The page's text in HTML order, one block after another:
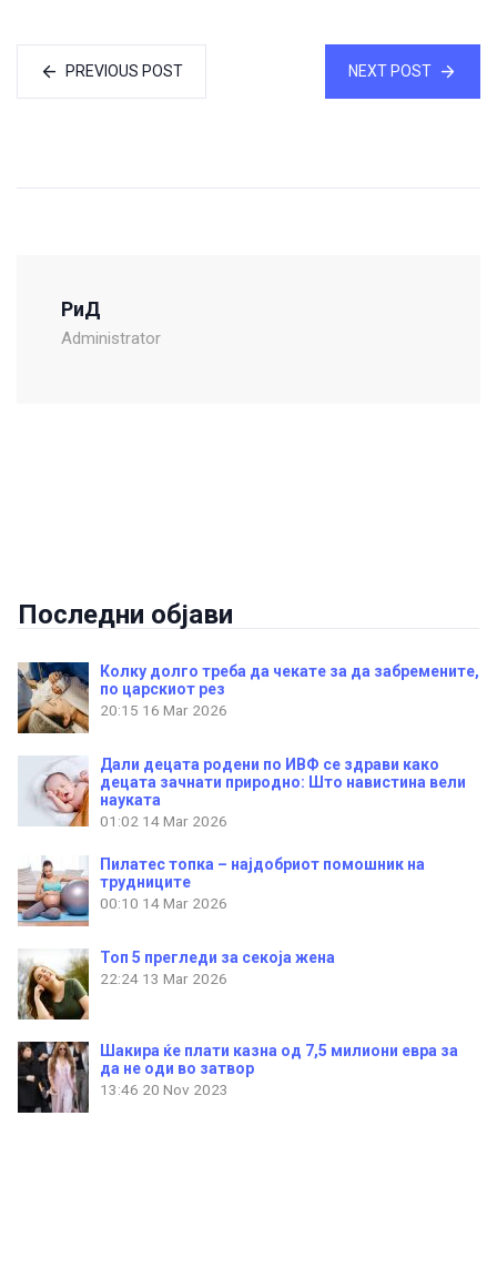
PREVIOUS POST NEXT POST
РиД
Administrator
Последни објави
Колку долго треба да чекате за да забремените,
по царскиот рез
20:15 16 Mar 2026
Дали децата родени по ИВФ се здрави како
децата зачнати природно: Што навистина вели
науката
01:02 14 Mar 2026
Пилатес топка – најдобриот помошник на
трудниците
00:10 14 Mar 2026
Топ 5 прегледи за секоја жена
22:24 13 Mar 2026
Шакира ќе плати казна од 7,5 милиони евра за
да не оди во затвор
13:46 20 Nov 2023